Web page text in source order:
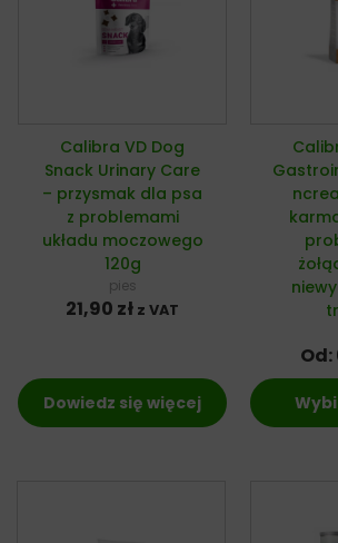
Calibra VD Dog
Snack Urinary Care
– przysmak dla psa
z problemami
układu moczowego
120g
pies
21,90 zł z VAT
Dowiedz się więcej
Od: